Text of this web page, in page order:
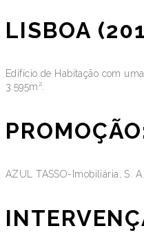
LISBOA
Edifício de Habitação com
3.595m².
AZUL TASSO-Imobiliária, S. A.